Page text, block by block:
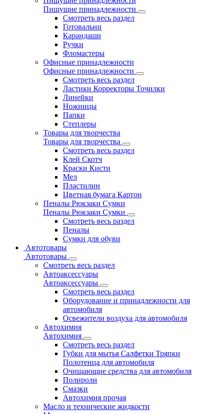
Пишущие принадлежности
Смотреть весь раздел
Готовальни
Карандаши
Ручки
Фломастеры
Офисные принадлежности
Офисные принадлежности
Смотреть весь раздел
Ластики Корректоры Точилки
Линейки
Ножницы
Папки
Степлеры
Товары для творчества
Товары для творчества
Смотреть весь раздел
Клей Скотч
Краски Кисти
Мел
Пластилин
Цветная бумага Картон
Пеналы Рюкзаки Сумки
Пеналы Рюкзаки Сумки
Смотреть весь раздел
Пеналы
Сумки для обуви
Автотовары
Автотовары
Смотреть весь раздел
Автоаксессуары
Автоаксессуары
Смотреть весь раздел
Оборудование и принадлежности для
автомобиля
Освежители воздуха для автомобиля
Автохимия
Автохимия
Смотреть весь раздел
Губки для мытья Салфетки Тряпки
Полотенца для автомобиля
Очищающие средства для автомобиля
Полироли
Смазки
Автохимия прочая
Масло и технические жидкости